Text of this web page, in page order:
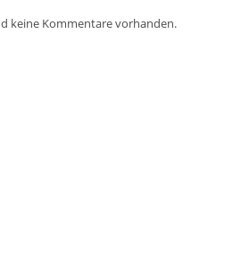
keine Kommentare vorhanden.